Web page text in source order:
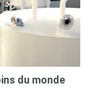
du monde